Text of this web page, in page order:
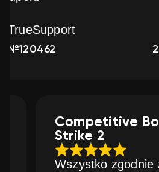
22.08.2025
as described